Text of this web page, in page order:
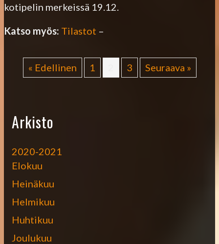
kotipelin merkeissä 19.12.
Katso myös: Tilastot –
« Edellinen 1 3 Seuraava »
Arkisto
2020-2021
Elokuu
Heinäkuu
Helmikuu
Huhtikuu
Joulukuu